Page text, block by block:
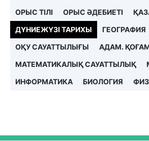
ОРЫС ТІЛІ
ОРЫС ӘДЕБИЕТІ
ДҮНИЕЖҮЗІ ТАРИХЫ
ГЕОГРАФИЯ
ОҚУ САУАТТЫЛЫҒЫ
АДАМ.
МАТЕМАТИКАЛЫҚ САУАТТЫЛЫҚ
ИНФОРМАТИКА
БИОЛОГИЯ